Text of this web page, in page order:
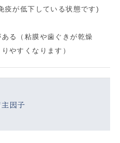
疫が低下している状態です)
る（粘膜や歯ぐきが乾燥
やすくなります）
因子